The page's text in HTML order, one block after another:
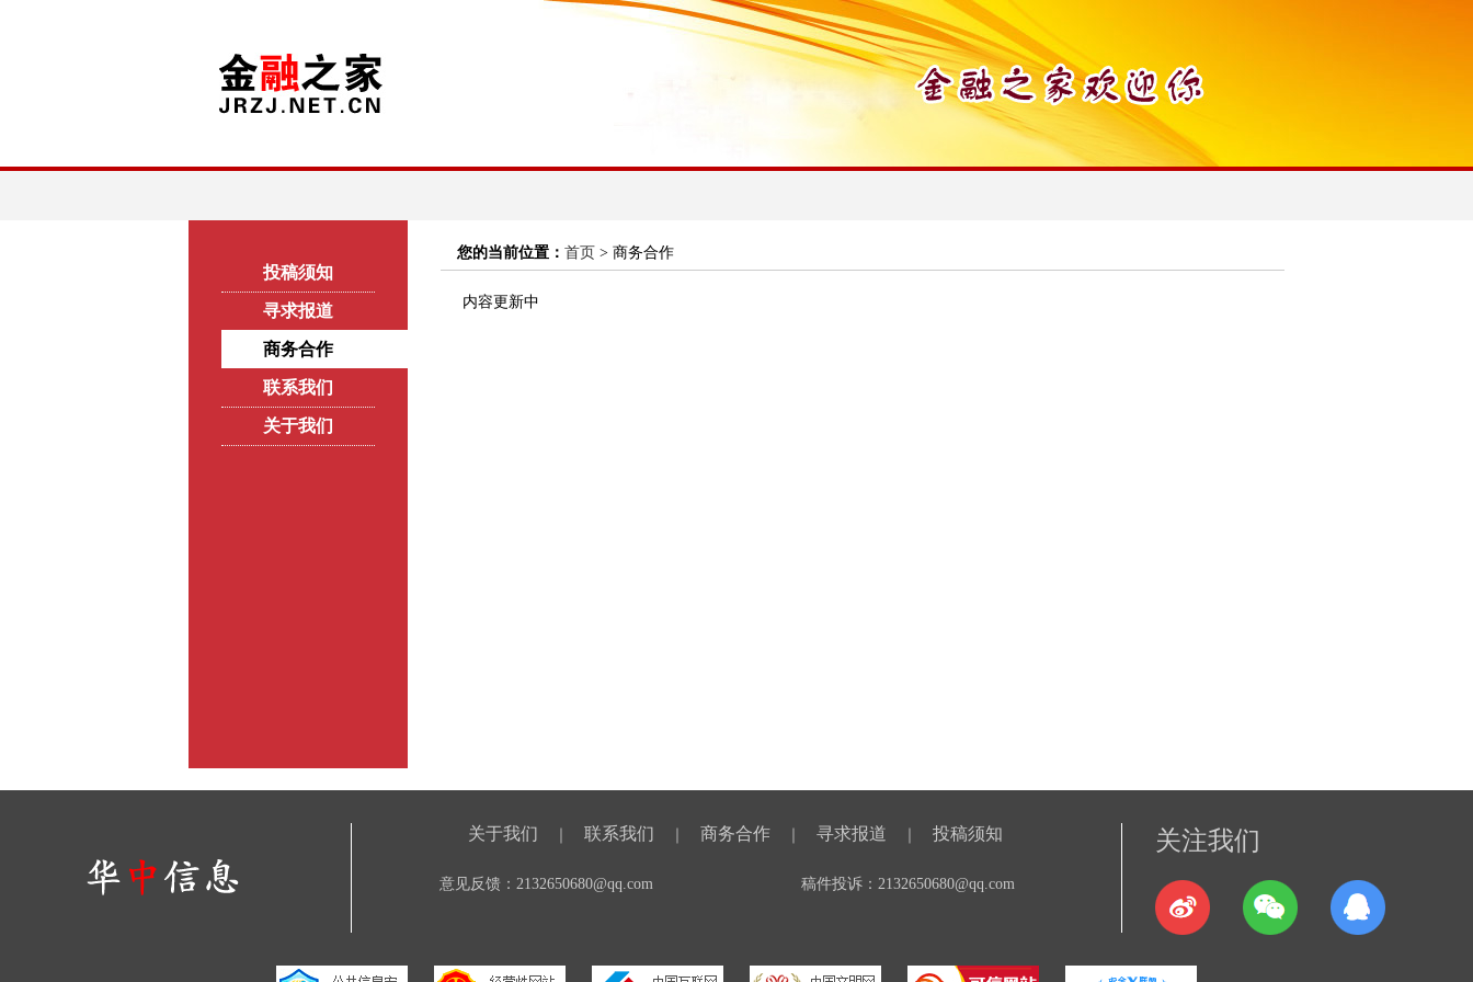
投稿须知
寻求报道
商务合作
联系我们
关于我们
您的当前位置： 首页 > 商务合作
内容更新中
关于我们 联系我们 商务合作 寻求报道 投稿须知
意见反馈：2132650680@qq.com 稿件投诉：2132650680@qq.com
关注我们